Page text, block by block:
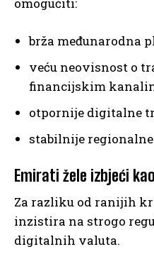
omogućiti:
brža međunarodna
veću neovisnost o
financijskim
otpornije digitalne
stabilnije
Emirati žele izbjeći
Za razliku od ranijih
inzistira na strogo
digitalnih valuta.